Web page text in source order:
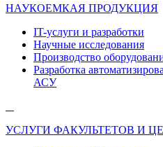
НАУКОЕМКАЯ ПРОДУКЦИЯ
IT-услуги и разработки
Научные исследования
Производство
Разработка
АСУ
УСЛУГИ ФАКУЛЬТЕТОВ И